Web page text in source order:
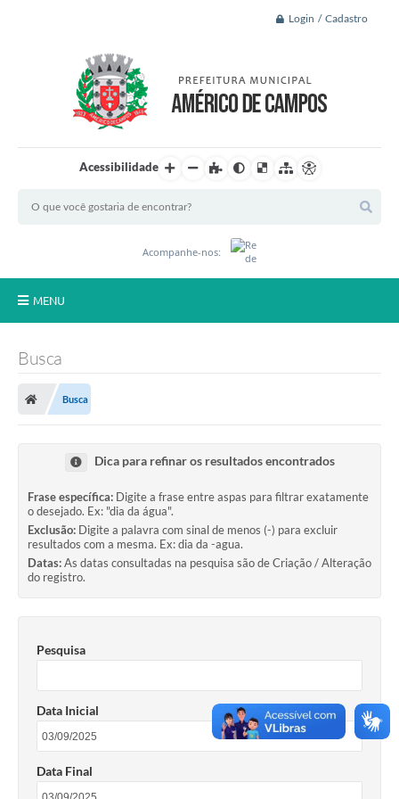
Login / Cadastro
Acessibilidade
Acompanhe-nos:
MENU
OUVIDORIAS
PORTAL DA EDUCAÇÃO
Transparência
PUBLICIDADE DOS AGENDAMENTOS DOS CENTROS
COMUNITÁRIOS
Audiências Públicas
e-SIC
Notícias
Busca
Busca
Dica para refinar os resultados encontrados
Frase específica: Digite a frase entre aspas para filtrar exatamente
o desejado. Ex: "dia da água".
Exclusão: Digite a palavra com sinal de menos (-) para excluir
resultados com a mesma. Ex: dia da -agua.
Datas:As datas consultadas na pesquisa são de Criação / Alteração
do registro.
Pesquisa
Data Inicial
Data Final